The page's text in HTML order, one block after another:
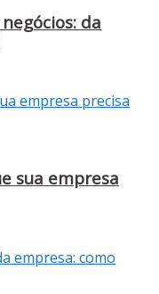
da
sua empresa